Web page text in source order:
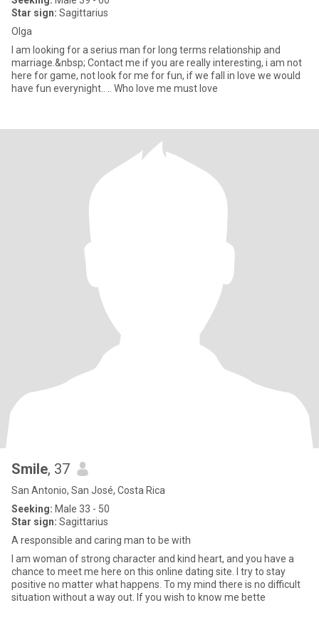
Star sign: Sagittarius
Olga
I am looking for a serius man for long terms relationship and
marriage.&nbsp; Contact me if you are really interesting, i am not
here for game, not look for me for fun, if we fall in love we would
have fun everynight.. .. Who love me must love
Smile, 37
San Antonio, San José, Costa Rica
Seeking: Male 33 - 50
Star sign: Sagittarius
A responsible and caring man to be with
I am woman of strong character and kind heart, and you have a
chance to meet me here on this online dating site. I try to stay
positive no matter what happens. To my mind there is no difficult
situation without a way out. If you wish to know me bette